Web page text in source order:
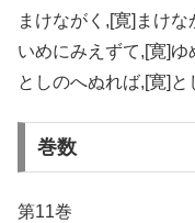
まけながく,[寛]まけな
いめにみえずて,[寛]ゆ
としのへぬれば,[寛]と
巻数
第11巻